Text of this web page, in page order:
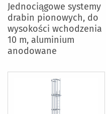
Jednociągowe systemy
drabin pionowych, do
wysokości wchodzenia
10 m, aluminium
anodowane